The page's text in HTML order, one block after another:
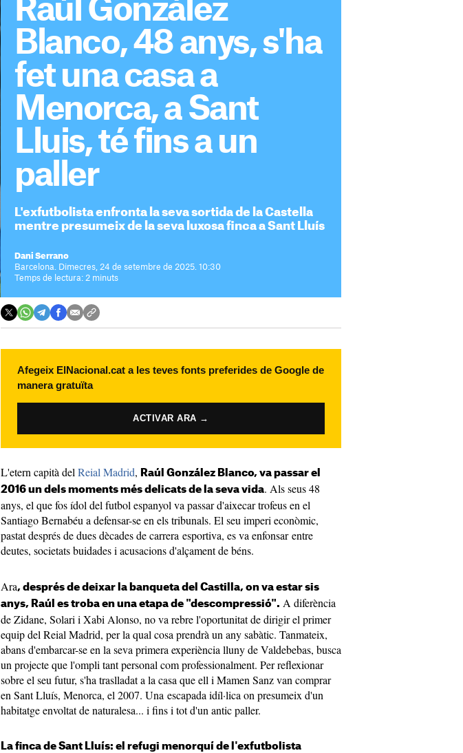
Raúl González
Blanco, 48 anys, s'ha
fet una casa a
Menorca, a Sant
Lluis, té fins a un
paller
L'exfutbolista enfronta la seva sortida de la Castella
mentre presumeix de la seva luxosa finca a Sant Lluís
Dani Serrano
Barcelona. Dimecres, 24 de setembre de 2025. 10:30
Temps de lectura: 2 minuts
Afegeix ElNacional.cat a les teves fonts preferides de Google de
manera gratuïta
ACTIVAR ARA →
L'etern capità del Reial Madrid, Raúl González Blanco, va passar el
2016 un dels moments més delicats de la seva vida. Als seus 48
anys, el que fos ídol del futbol espanyol va passar d'aixecar trofeus en el
Santiago Bernabéu a defensar-se en els tribunals. El seu imperi econòmic,
pastat després de dues dècades de carrera esportiva, es va enfonsar entre
deutes, societats buidades i acusacions d'alçament de béns.
Ara, després de deixar la banqueta del Castilla, on va estar sis
anys, Raúl es troba en una etapa de "descompressió". A diferència
de Zidane, Solari i Xabi Alonso, no va rebre l'oportunitat de dirigir el primer
equip del Reial Madrid, per la qual cosa prendrà un any sabàtic. Tanmateix,
abans d'embarcar-se en la seva primera experiència lluny de Valdebebas, busca
un projecte que l'ompli tant personal com professionalment. Per reflexionar
sobre el seu futur, s'ha traslladat a la casa que ell i Mamen Sanz van comprar
en Sant Lluís, Menorca, el 2007. Una escapada idíl·lica on presumeix d'un
habitatge envoltat de naturalesa... i fins i tot d'un antic paller.
La finca de Sant Lluís: el refugi menorquí de l'exfutbolista